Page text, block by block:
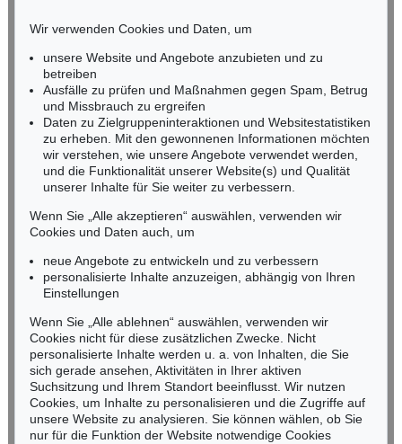
RHEINLAND-PFALZ
Miriam Heß
Tel.: +49 (0)62 21 58 80-038
Fax: +49 (0)62 21 58 80-595
infoheidelberg@kettererkunst.de
NORDDEUTSCHLAND
Nico Kassel, M.A.
Tel.: +49 (0)89 55244-164
Mobil: +49 (0)171 8618661
n.kassel@kettererkunst.de
Keine Auktion mehr verpassen!
Wir informieren Sie rechtzeitig.
Jetzt zum Newsletter anmelden >
Wir verwenden Cookies und Daten, um
unsere Website und Angebote anzubieten und zu
betreiben
Ausfälle zu prüfen und Maßnahmen gegen Spam, Betrug
und Missbrauch zu ergreifen
Daten zu Zielgruppeninteraktionen und Websitestatistiken
zu erheben. Mit den gewonnenen Informationen möchten
wir verstehen, wie unsere Angebote verwendet werden,
und die Funktionalität unserer Website(s) und Qualität
unserer Inhalte für Sie weiter zu verbessern.
Wenn Sie „Alle akzeptieren“ auswählen, verwenden wir
Cookies und Daten auch, um
neue Angebote zu entwickeln und zu verbessern
personalisierte Inhalte anzuzeigen, abhängig von Ihren
Einstellungen
Wenn Sie „Alle ablehnen“ auswählen, verwenden wir
Cookies nicht für diese zusätzlichen Zwecke. Nicht
personalisierte Inhalte werden u. a. von Inhalten, die Sie
sich gerade ansehen, Aktivitäten in Ihrer aktiven
Suchsitzung und Ihrem Standort beeinflusst. Wir nutzen
Cookies, um Inhalte zu personalisieren und die Zugriffe auf
unsere Website zu analysieren. Sie können wählen, ob Sie
nur für die Funktion der Website notwendige Cookies